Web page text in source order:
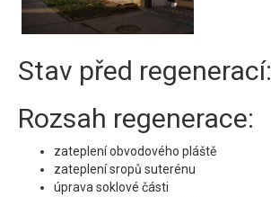
Stav před regenerací:
Rozsah regenerace:
zateplení obvodového pláště
zateplení sropů suterénu
úprava soklové části